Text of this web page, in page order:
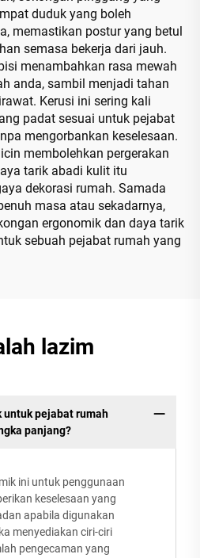
duduk yang boleh
memastikan postur yang betul
semasa bekerja dari jauh.
menambahkan rasa mewah
anda, sambil menjadi tahan
Kerusi ini sering kali
padat sesuai untuk pejabat
mengorbankan keselesaan.
membolehkan pergerakan
tarik abadi kulit itu
dekorasi rumah. Samada
masa atau sekadarnya,
ergonomik dan daya tarik
sebuah pejabat rumah yang
lazim
untuk pejabat rumah
panjang?
ini untuk penggunaan
keselesaan yang
apabila digunakan
menyediakan ciri-ciri
pengecaman yang